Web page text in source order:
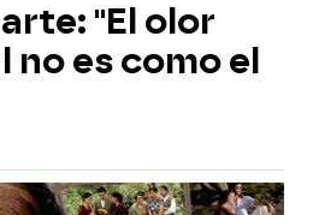
"El olor
es como el